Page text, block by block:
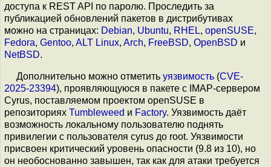
доступа к REST API по паролю. Проследить за
публикацией обновлений пакетов в дистрибутивах
можно на страницах: Debian, Ubuntu, RHEL, openSUSE,
Fedora, Gentoo, ALT Linux, Arch, FreeBSD, OpenBSD и
NetBSD.
Дополнительно можно отметить уязвимость (CVE-
2025-23394), проявляющуюся в пакете с IMAP-сервером
Cyrus, поставляемом проектом openSUSE в
репозиториях Tumbleweed и Factory. Уязвимость даёт
возможность локальному пользователю поднять
привилегии с пользователя cyrus до root. Уязвимости
присвоен критический уровень опасности (9.8 из 10), но
он необоснованно завышен, так как для атаки требуется